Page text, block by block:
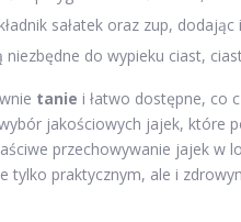
sałatek oraz zup,
niezbędne do wypieku ciast,
tanie i łatwo dostępne, co
jakościowych jajek, które
przechowywanie jajek
tylko praktycznym, ale i